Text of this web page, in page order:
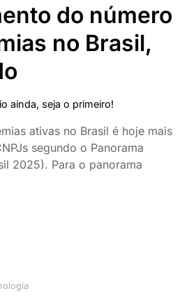
do número
no Brasil,
ainda, seja o primeiro!
ativas no Brasil é hoje mais
segundo o Panorama
2025). Para o panorama